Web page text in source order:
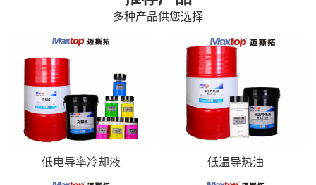
多种产品供您选择
低电导率冷却液 低温导热油